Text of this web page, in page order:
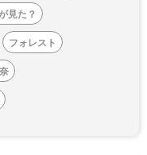
見た？
フォレスト